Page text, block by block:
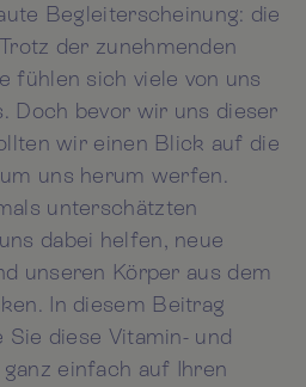
Begleiterscheinung: die
der zunehmenden
fühlen sich viele von uns
Doch bevor wir uns dieser
wir einen Blick auf die
uns herum werfen.
unterschätzten
dabei helfen, neue
unseren Körper aus dem
In diesem Beitrag
diese Vitamin- und
einfach auf Ihren